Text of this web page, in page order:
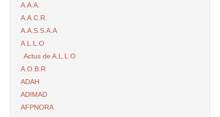
A.A.A.
A.A.C.R.
A.A.S.S.A.A
A.L.L.O
Actus de A.L.L.O
A.O.B.R
ADAH
ADIMAD
AFPNORA